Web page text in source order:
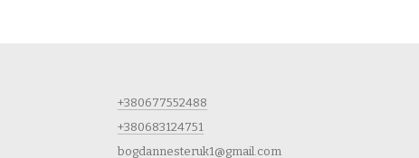
+380677552488
+380683124751
bogdannesteruk1@gmail.com